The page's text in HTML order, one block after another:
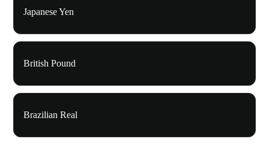
Japanese Yen
British Pound
Brazilian Real